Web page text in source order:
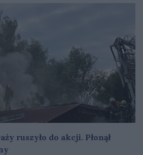
ruszyło do akcji. Płonął